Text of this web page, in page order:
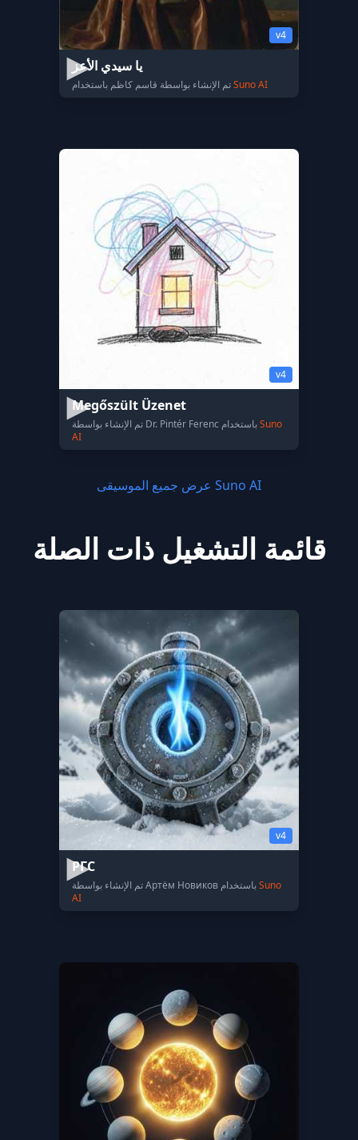
v4
يا سيدي الأعز
Suno AI
v4
Megőszült Üzenet
Suno
AI
عرض جميع الموسيقى Suno AI
قائمة التشغيل ذات الصلة
v4
РГС
Suno
AI